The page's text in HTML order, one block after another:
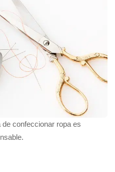
confeccionar ropa es